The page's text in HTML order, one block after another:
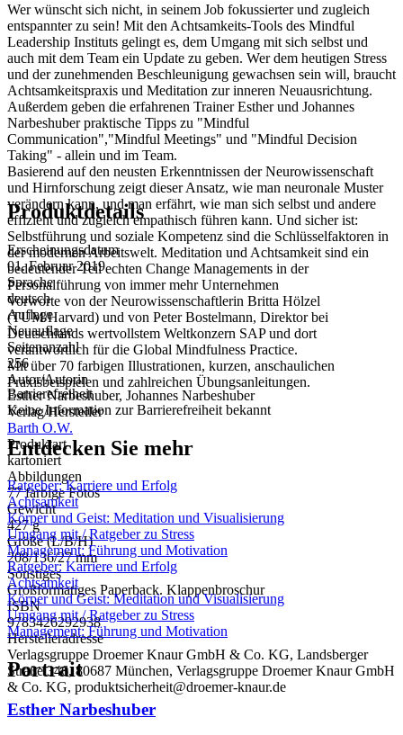
Wer wünscht sich nicht, in seinem Job fokussierter und zugleich
entspannter zu sein! Mit den Achtsamkeits-Tools des Mindful
Leadership Instituts gelingt es, dem Umgang mit sich selbst und
auch mit dem Team ein Update zu geben. Wer dem heutigen Stress
und der zunehmenden Beschleunigung gewachsen sein will, braucht
Achtsamkeitspraxis und Meditation zur inneren Neuausrichtung.
Außerdem geben die erfahrenen Trainer Esther und Johannes
Narbeshuber praktische Tipps zu "Mindful
Communication","Mindful Meetings" und "Mindful Decision
Taking" - allein und im Team.
Basierend auf den neusten Erkenntnissen der Neurowissenschaft
und Hirnforschung zeigt dieser Ansatz, wie man neuronale Muster
verändern kann, und man erfährt, wie man sich selbst und andere
effizient und zugleich empathisch führen kann. Und sicher ist:
Selbstführung und soziale Kompetenz sind die Schlüsselfaktoren in
der modernen Arbeitswelt. Meditation und Achtsamkeit sind ein
bedeutender Teil echten Change Managements in der
Personalführung von immer mehr Unternehmen
Vorworte von der Neurowissenschaftlerin Britta Hölzel
(TUM/Harvard) und von Peter Bostelmann, Direktor bei
Deutschlands wertvollstem Weltkonzern SAP und dort
verantwortlich für die Global Mindfulness Practice.
Mit über 70 farbigen Illustrationen, kurzen, anschaulichen
Praxisbeispielen und zahlreichen Übungsanleitungen.
Produktdetails
Erscheinungsdatum
01. Februar 2019
Sprache
deutsch
Auflage
Neuauflage
Seitenanzahl
256
Autor/Autorin
Esther Narbeshuber, Johannes Narbeshuber
Verlag/Hersteller
Barth O.W.
Produktart
kartoniert
Abbildungen
77 farbige Fotos
Gewicht
427 g
Größe (L/B/H)
208/136/27 mm
Sonstiges
Großformatiges Paperback. Klappenbroschur
ISBN
9783426292938
Herstelleradresse
Verlagsgruppe Droemer Knaur GmbH & Co. KG, Landsberger
Straße 346, 80687 München, Verlagsgruppe Droemer Knaur GmbH
& Co. KG, produktsicherheit@droemer-knaur.de
Barrierefreiheit
Keine Information zur Barrierefreiheit bekannt
Entdecken Sie mehr
Ratgeber: Karriere und Erfolg
Achtsamkeit
Körper und Geist: Meditation und Visualisierung
Umgang mit / Ratgeber zu Stress
Management: Führung und Motivation
Ratgeber: Karriere und Erfolg
Achtsamkeit
Körper und Geist: Meditation und Visualisierung
Umgang mit / Ratgeber zu Stress
Management: Führung und Motivation
Portrait
Esther Narbeshuber